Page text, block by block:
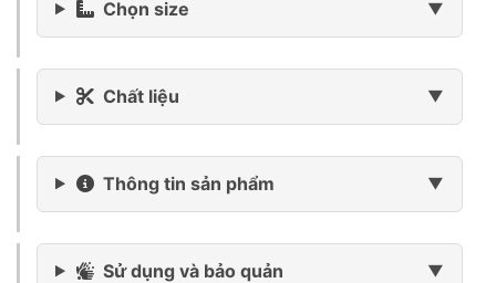
Chọn size
Chất liệu
Thông tin sản phẩm
Sử dụng và bảo quản